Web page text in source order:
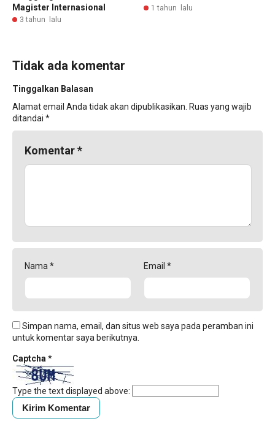
Magister Internasional
3 tahun lalu
1 tahun lalu
Tidak ada komentar
Tinggalkan Balasan
Alamat email Anda tidak akan dipublikasikan. Ruas yang wajib
ditandai *
Komentar*
Nama * Email *
Simpan nama, email, dan situs web saya pada peramban ini
untuk komentar saya berikutnya.
Captcha *
Type the text displayed above: